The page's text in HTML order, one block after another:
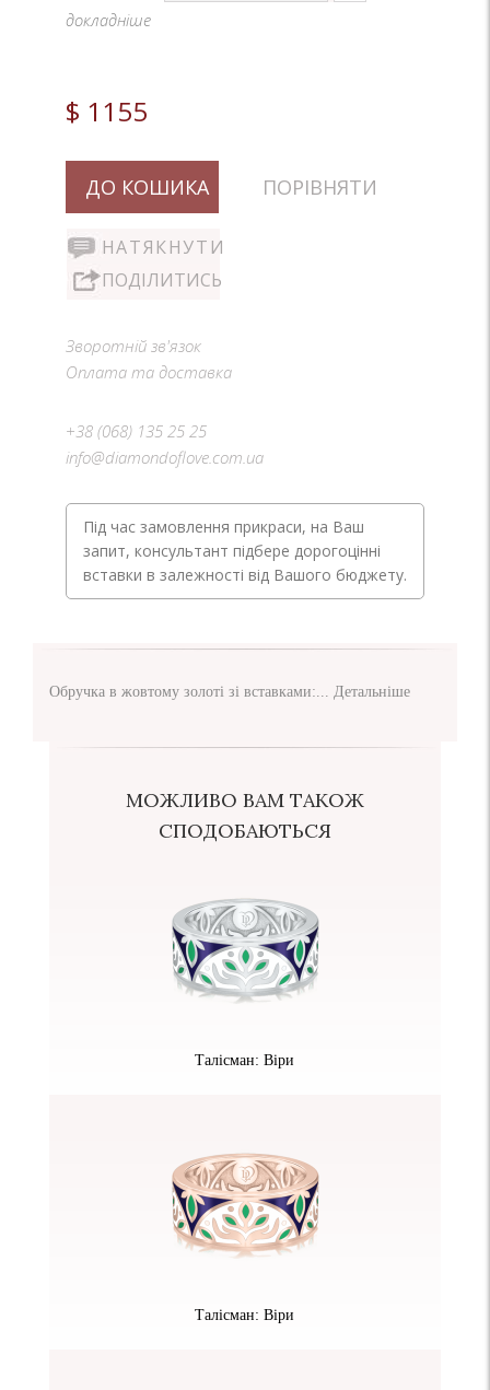
докладніше
$ 1155
ДО КОШИКА ПОРІВНЯТИ
НАТЯКНУТИ
ПОДІЛИТИСЬ
Зворотній зв'язок
Оплата та доставка
+38 (068) 135 25 25
info@diamondoflove.com.ua
Під час замовлення прикраси, на Ваш
запит, консультант підбере дорогоцінні
вставки в залежності від Вашого бюджету.
Обручка в жовтому золоті зі вставками:... Детальніше
МОЖЛИВО ВАМ ТАКОЖ
СПОДОБАЮТЬСЯ
Талісман: Віри
Талісман: Віри